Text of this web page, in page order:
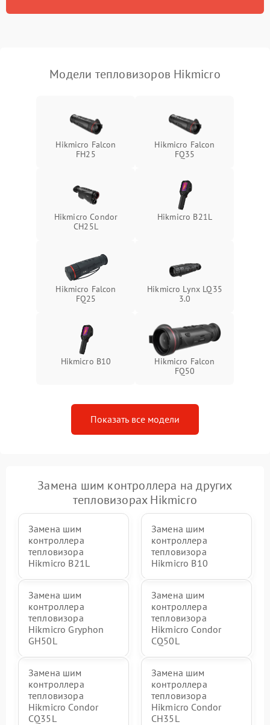
Модели тепловизоров Hikmicro
Hikmicro Falcon
FH25
Hikmicro Falcon
FQ35
Hikmicro Condor
CH25L
Hikmicro B21L
Hikmicro Falcon
FQ25
Hikmicro Lynx LQ35
3.0
Hikmicro B10
Hikmicro Falcon
FQ50
Показать все модели
Замена шим контроллера на других
тепловизорах Hikmicro
Замена шим
контроллера
тепловизора
Hikmicro B21L
Замена шим
контроллера
тепловизора
Hikmicro B10
Замена шим
контроллера
тепловизора
Hikmicro Gryphon
GH50L
Замена шим
контроллера
тепловизора
Hikmicro Condor
CQ50L
Замена шим
контроллера
тепловизора
Hikmicro Condor
CQ35L
Замена шим
контроллера
тепловизора
Hikmicro Condor
CH35L